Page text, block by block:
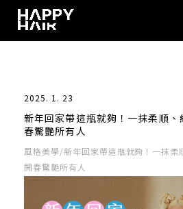
2025. 1. 23
新年回家帶這瓶就夠！一抹柔順
春驚艷所有人
風格美學/新年回家帶這瓶就夠！一抹柔
開春驚艷所有人